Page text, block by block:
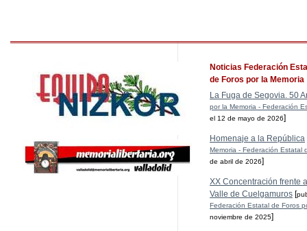
Noticias Federación
de Foros por la Memoria
La Fuga de Segovia. 50
por la Memoria - Federación
el 12 de mayo de 2026]
Homenaje a la República
Memoria - Federación Estatal
de abril de 2026]
XX Concentración frente
Valle de Cuelgamuros [
Federación Estatal de Foros
noviembre de 2025]